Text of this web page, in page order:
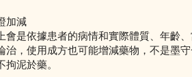
加減
會是依據患者的病情和實際體質、年齡
治，使用成方也可能增減藥物，不是墨
泥於藥。